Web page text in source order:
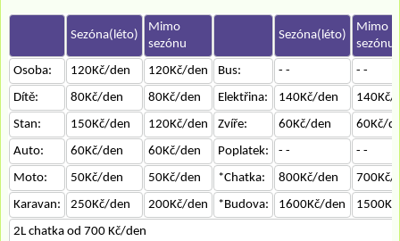
Sezóna(léto)
Mimo
sezónu
Sezóna(léto)
Mimo
sezónu
Osoba:
120Kč/den 120Kč/den Bus: - -
- -
Dítě:
80Kč/den 80Kč/den Elektřina: 140Kč/den
140Kč/
Stan:
150Kč/den 120Kč/den Zvíře: 60Kč/den
60Kč/
Auto:
60Kč/den 60Kč/den Poplatek: - -
- -
Moto:
50Kč/den 50Kč/den *Chatka: 800Kč/den
700Kč/
Karavan:
250Kč/den 200Kč/den *Budova: 1600Kč/den
2L chatka od 700 Kč/den